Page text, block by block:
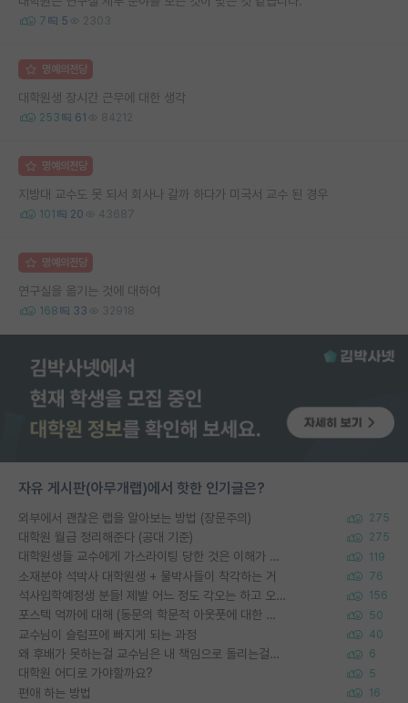
7 5 2303
명예의전당
대학원생 장시간 근무에 대한 생각
253 61 84212
명예의전당
지방대 교수도 못 되서 회사나 갈까 하다가 미국서 교수 된 경우
101 20 43687
명예의전당
연구실을 옮기는 것에 대하여
168 33 32918
자유 게시판(아무개랩)에서 핫한 인기글은?
외부에서 괜찮은 랩을 알아보는 방법 (장문주의) 275
대학원 월급 정리해준다 (공대 기준) 275
대학원생들 교수에게 가스라이팅 당한 것은 이해가 갑니다. 안타깝네요. 119
소재분야 석박사 대학원생 + 물박사들이 착각하는 거 76
석사입학예정생 분들! 제발 어느 정도 각오는 하고 오세요. 156
포스텍 억까에 대해 (동문의 학문적 아웃풋에 대한 반박) 50
교수님이 슬럼프에 빠지게 되는 과정 40
왜 후배가 못하는걸 교수님은 내 책임으로 돌리는걸까요? 6
대학원 어디로 가야할까요? 5
편애 하는 방법 16